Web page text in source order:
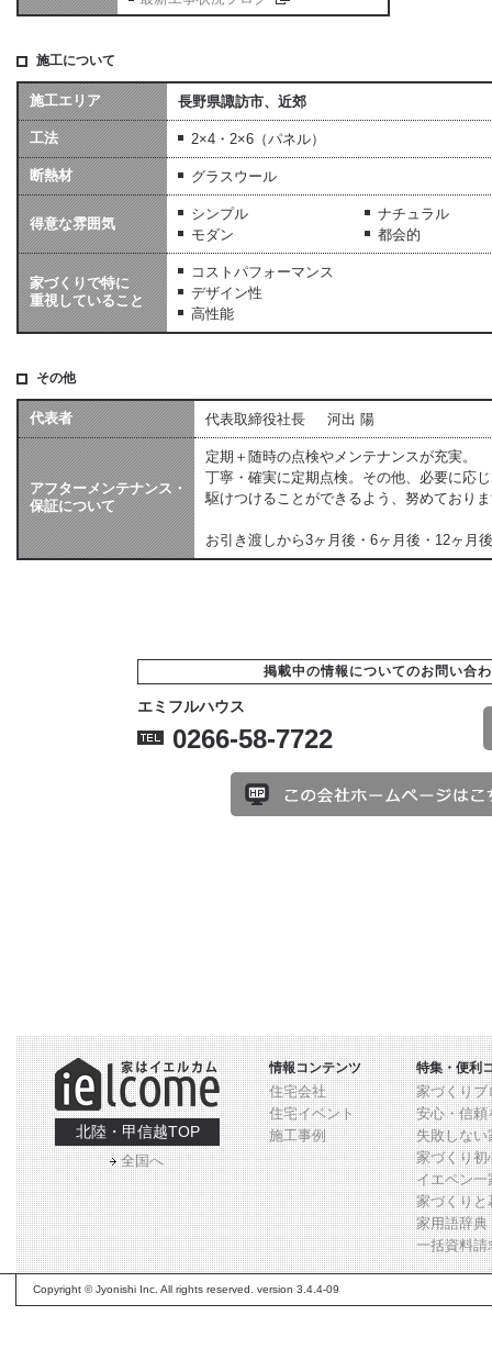
施工について
施工エリア 長野県諏訪市、近郊
工法 2×4・2×6（パネル）
断熱材 グラスウール
得意な雰囲気
シンプル
ナチュラル
モダン
都会的
家づくりで特に
重視していること
コストパフォーマンス
デザイン性
高性能
その他
代表者 代表取締役社長 河出 陽
アフターメンテナンス・
保証について
定期＋随時の点検やメンテナンスが充実。
丁寧・確実に定期点検。その他、必要に応
駆けつけることができるよう、努めており
お引き渡しから3ヶ月後・6ヶ月後・12ヶ月
掲載中の情報についてのお問い合
エミフルハウス
0266-58-7722
北陸・甲信越TOP
全国へ
情報コンテンツ
住宅会社
住宅イベント
施工事例
特集・便利
家づくりブ
安心・信頼
失敗しない
家づくり初
イエペン一
家づくりと
家用語辞典
一括資料請
Copyright © Jyonishi Inc. All rights reserved. version 3.4.4-09